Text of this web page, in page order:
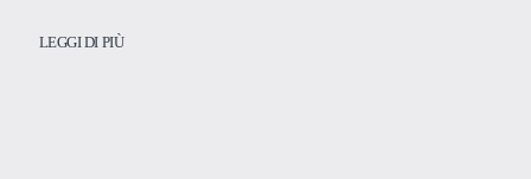
LEGGI DI PIÙ